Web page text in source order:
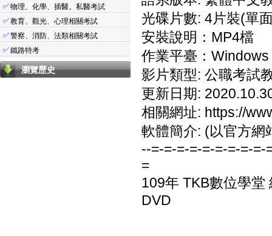
✅物理、化學、插醫。私醫考試
✅教育、觀光、心理相關考試
✅警察、消防、法類相關考試
✅鐵路特考
瀏覽歷史
光碟片數: 4片裝(單
安裝說明：MP4檔
作業平臺：
影片類型: 公職考試
更新日期:
相關網址: https://
軟體簡介: (以官方網
--=-=-=-=-=-=-=-=-=-
=
109年 TKB數位學堂
DVD